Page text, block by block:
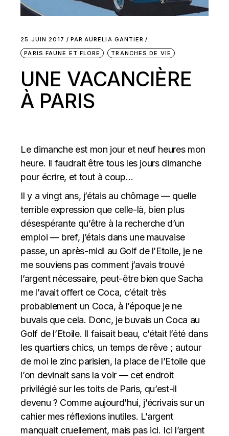
25 JUIN 2017 PAR AURELIA GANTIER
PARIS FAUNE ET FLORE
TRANCHES DE VIE
UNE VACANCIÈRE
À PARIS
Le dimanche est mon jour et neuf heures mon
heure. Il faudrait être tous les jours dimanche
pour écrire, et tout à coup…
Il y a vingt ans, j’étais au chômage — quelle
terrible expression que celle-là, bien plus
désespérante qu’être à la recherche d’un
emploi — bref, j’étais dans une mauvaise
passe, un après-midi au Golf de l’Etoile, je ne
me souviens pas comment j’avais trouvé
l’argent nécessaire, peut-être bien que Sacha
me l’avait offert ce Coca, c’était très
probablement un Coca, à l’époque je ne
buvais que cela. Donc, je buvais un Coca au
Golf de l’Etoile. Il faisait beau, c’était l’été dans
les quartiers chics, un temps de rêve ; autour
de moi le zinc parisien, la place de l’Etoile que
l’on devinait sans la voir — cet endroit
privilégié sur les toits de Paris, qu’est-il
devenu ? Comme aujourd’hui, j’écrivais sur un
cahier mes réflexions inutiles. L’argent
manquait cruellement, mais pas ici. Ici l’argent